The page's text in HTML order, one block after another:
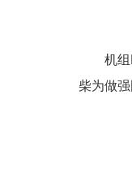
机组
柴为做